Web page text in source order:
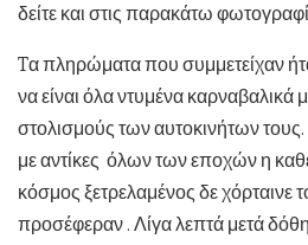
δείτε και στις παρακάτω
Tα πληρώματα που συμμετείχαν
να είναι όλα ντυμένα καρναβαλικά
στολισμούς των αυτοκινήτων
με αντίκες όλων των εποχών η
κόσμος ξετρελαμένος δε χόρταινε
προσέφεραν . Λίγα λεπτά μετά